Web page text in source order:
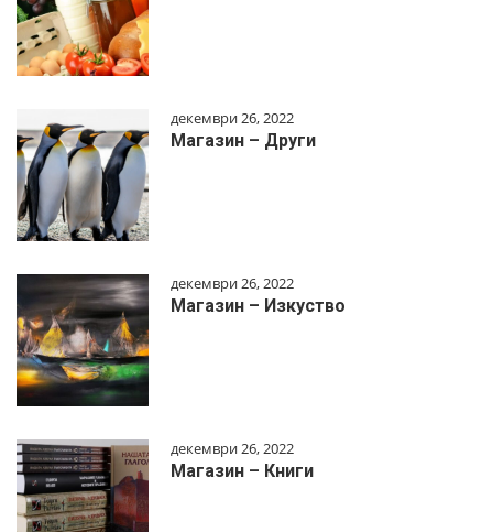
декември 26, 2022
Магазин – Други
декември 26, 2022
Магазин – Изкуство
декември 26, 2022
Магазин – Книги